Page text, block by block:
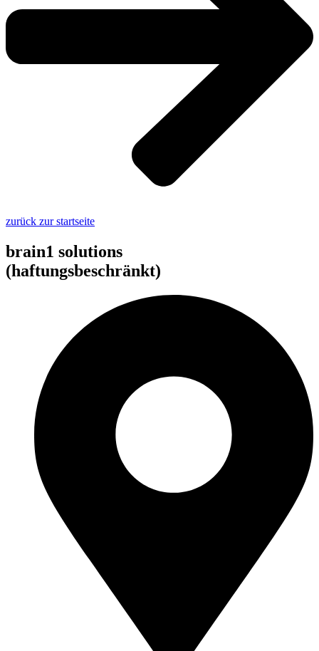
zurück zur startseite
brain1 solutions
(haftungsbeschränkt)